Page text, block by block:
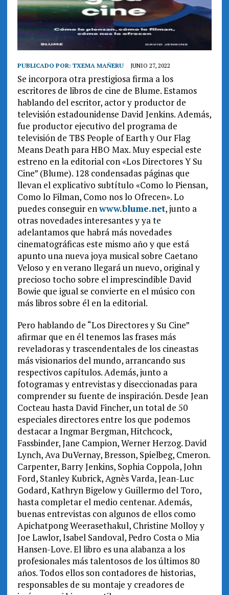
PUBLICADO POR: TXEMA MAÑERU JUNIO 27, 2022
Se incorpora otra prestigiosa firma a los
escritores de libros de cine de Blume. Estamos
hablando del escritor, actor y productor de
televisión estadounidense David Jenkins. Además,
fue productor ejecutivo del programa de
televisión de TBS People of Earth y Our Flag
Means Death para HBO Max. Muy especial este
estreno en la editorial con «Los Directores Y Su
Cine” (Blume). 128 condensadas páginas que
llevan el explicativo subtítulo «Como lo Piensan,
Como lo Filman, Como nos lo Ofrecen». Lo
puedes conseguir enwww.blume.net, junto a
otras novedades interesantes y ya te
adelantamos que habrá más novedades
cinematográficas este mismo año y que está
apunto una nueva joya musical sobre Caetano
Veloso y en verano llegará un nuevo, original y
precioso tocho sobre el imprescindible David
Bowie que igual se convierte en el músico con
más libros sobre él en la editorial.
Pero hablando de “Los Directores y Su Cine”
afirmar que en él tenemos las frases más
reveladoras y trascendentales de los cineastas
más visionarios del mundo, arrancando sus
respectivos capítulos. Además, junto a
fotogramas y entrevistas y diseccionadas para
comprender su fuente de inspiración. Desde Jean
Cocteau hasta David Fincher, un total de 50
especiales directores entre los que podemos
destacar a Ingmar Bergman, Hitchcock,
Fassbinder, Jane Campion, Werner Herzog. David
Lynch, Ava DuVernay, Bresson, Spielbeg, Cmeron.
Carpenter, Barry Jenkins, Sophia Coppola, John
Ford, Stanley Kubrick, Agnès Varda, Jean-Luc
Godard, Kathryn Bigelow y Guillermo del Toro,
hasta completar el medio centenar. Además,
buenas entrevistas con algunos de ellos como
Apichatpong Weerasethakul, Christine Molloy y
Joe Lawlor, Isabel Sandoval, Pedro Costa o Mia
Hansen-Love. El libro es una alabanza a los
profesionales más talentosos de los últimos 80
años. Todos ellos son contadores de historias,
responsables de su montaje y creadores de